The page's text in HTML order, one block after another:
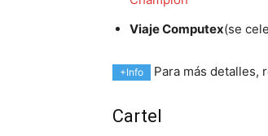
Viaje Computex(se
+Info Para más detalles,
Cartel